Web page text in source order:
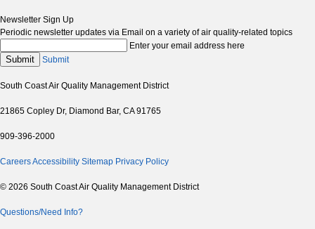
Newsletter Sign Up
Periodic newsletter updates via Email on a variety of air quality-related topics
Enter your email address here
Submit Submit
South Coast Air Quality Management District
21865 Copley Dr, Diamond Bar, CA 91765
909-396-2000
CareersAccessibility Sitemap Privacy Policy
© 2026 South Coast Air Quality Management District
Questions/Need Info?